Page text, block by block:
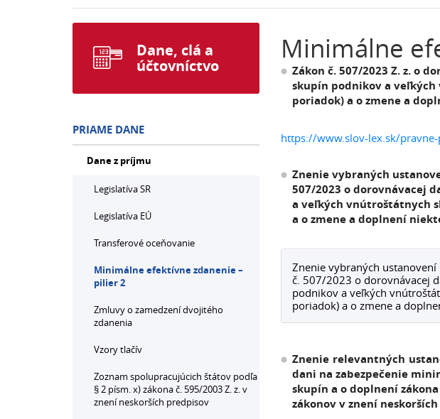
Minimálne
Zákon č. 507/2023 Z. z. o
skupín podnikov a veľkých
poriadok) a o zmene a
https://www.slov-lex.sk/
Znenie vybraných
507/2023 o dorovnávacej
a veľkých vnútroštátnych
a o zmene a doplnení
Znenie vybraných
č. 507/2023 o dorovnávacej
podnikov a veľkých
poriadok) a o zmene a
Znenie relevantných
dani na zabezpečenie
skupín a o doplnení
zákonov v znení
Dane, clá a
účtovníctvo
PRIAME DANE
Dane z príjmu
Legislatíva SR
Legislatíva EÚ
Transferové oceňovanie
Minimálne efektívne zdanenie –
pilier 2
Zmluvy o zamedzení dvojitého
zdanenia
Vzory tlačív
Zoznam spolupracujúcich štátov podľa
§ 2 písm. x) zákona č. 595/2003 Z. z. v
znení neskorších predpisov